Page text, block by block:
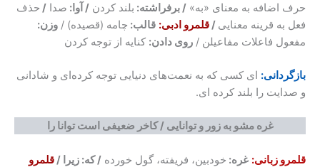
حرف اضافه به معنای «به» / برفراشته: بلند کردن / آوا: صدا / حذف
فعل به قرینه معنایی /قلمرو ادبی: قالب: چامه (قصیده) / وزن:
مفعول فاعلات مفاعیلن / روی دادن: کنایه از توجه کردن
بازگردانی: ای کسی که به نعمت‌های دنیایی توجه کرده‌ای و شادانی
و صدایت را بلند کرده ای.
غره مشو به زور و توانایی / کاخر ضعیفی است توانا را
قلمرو زبانی: غره: خودبین، فریفته، گول خورده / که: زیرا /قلمرو